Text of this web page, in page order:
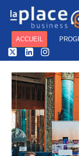
ACCUEIL